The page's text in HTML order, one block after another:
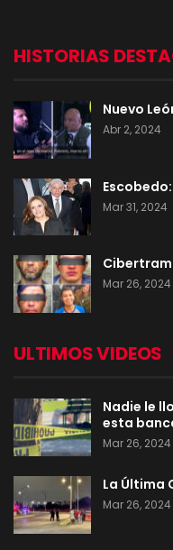
HISTORIAS
Nuevo
Abr 2, 2024
Mar 31, 2024
Mar 26, 2024
ULTIMOS VIDEOS
Nadie le
esta
Mar 26, 2024
La Última
Mar 26, 2024